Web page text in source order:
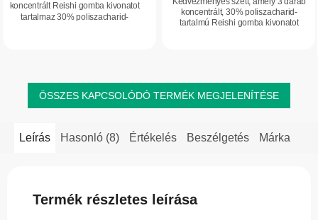
koncentrált Reishi gomba kivonatot
tartalmaz 30% poliszacharid-
koncentrált, 30% poliszacharid-
tartalmú Reishi gomba kivonatot
ÖSSZES KAPCSOLÓDÓ TERMÉK MEGJELENÍTÉSE
Leírás Hasonló (8) Értékelés Beszélgetés Márka
Termék részletes leírása